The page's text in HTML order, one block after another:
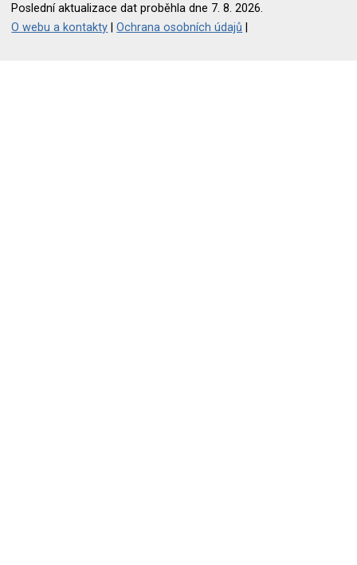
Poslední aktualizace dat proběhla dne 7. 8. 2026.
O webu a kontakty |Ochrana osobních údajů